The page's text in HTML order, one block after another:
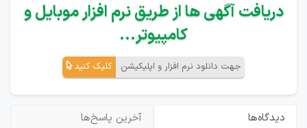
دریافت آگهی ها از طریق نرم افزار موبایل و
کامپیوتر...
جهت دانلود نرم افزار و اپلیکیشن کلیک کنید
دیدگاه‌ها
آخرین پاسخ‌ها